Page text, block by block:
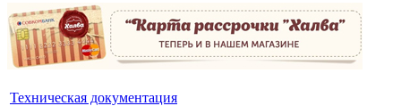
Техническая документация